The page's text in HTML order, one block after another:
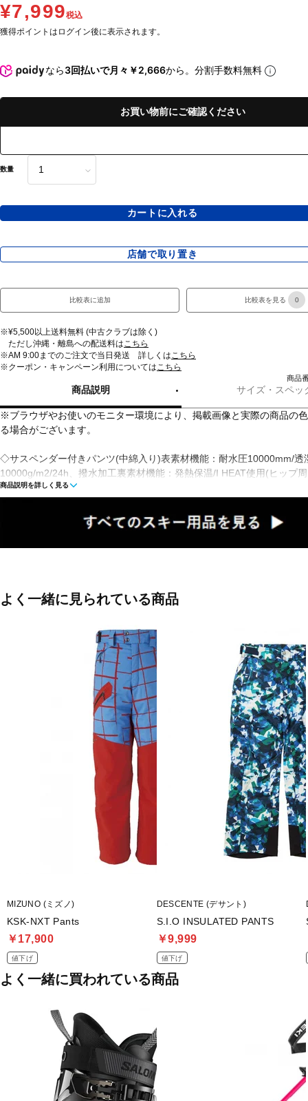
¥7,999税込
獲得ポイントはログイン後に表示されます。
なら3回払いで月々￥2,666から。分割手数料無料
お買い物前にご確認ください
数量
カートに入れる
店舗で取り置き
比較表に追加 比較表を見る 0
※¥5,500以上送料無料 (中古クラブは除く)
ただし沖縄・離島への配送料は こちら
※AM 9:00までのご注文で当日発送 詳しくは こちら
※クーポン・キャンペーン利用については こちら
商品
商品説明 サイズ・スペッ
※ブラウザやお使いのモニター環境により、掲載画像と実際の商品の
る場合がございます。
◇サスペンダー付きパンツ(中綿入り)表素材機能：耐水圧10000mm/透
10000g/m2/24h、撥水加工裏素材機能：発熱保温/I HEAT使用(ヒップ
◇ヒップ周りの起毛裏地はiHEAT(吸湿発熱)素材で暖かい脇ポケット内
を使用したハンドウォーマー仕様。ウエスト後部は動いても苦しくな
イドは面ファスナーで自由に調節可能。取り外し可能なゴムサスペン
■カラー：ブラック
表地/ポリエステル100％
裏地/ポリエステル100％
中わた/ポリエステル100％
■メーカー型番：FA-5S36045S
商品説明を詳しく見る
よく一緒に見られている商品
MIZUNO (ミズノ)
KSK-NXT Pants
￥17,900
値下げ
DESCENTE (デサント)
S.I.O INSULATED PANTS
￥9,999
値下げ
よく一緒に買われている商品